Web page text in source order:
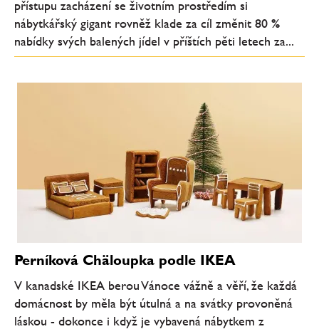
přístupu zacházení se životním prostředím si
nábytkářský gigant rovněž klade za cíl změnit 80 %
nabídky svých balených jídel v příštích pěti letech za...
Perníková Chäloupka podle IKEA
V kanadské IKEA berou Vánoce vážně a věří, že každá
domácnost by měla být útulná a na svátky provoněná
láskou - dokonce i když je vybavená nábytkem z